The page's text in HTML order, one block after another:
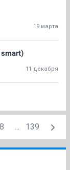
19 марта
11 декабря
8 ... 139